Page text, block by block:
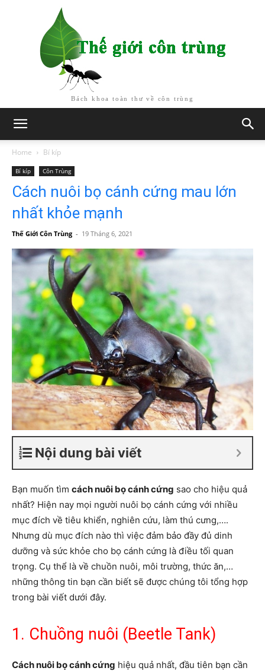
Bách khoa toàn thư về côn trùng
Home Bí kíp
Bí kíp Côn Trùng
Cách nuôi bọ cánh cứng mau lớn
nhất khỏe mạnh
Thế Giới Côn Trùng - 19 Tháng 6, 2021
Nội dung bài viết
Bạn muốn tìm cách nuôi bọ cánh cứng sao cho hiệu quả
nhất? Hiện nay mọi người nuôi bọ cánh cứng với nhiều
mục đích về tiêu khiển, nghiên cứu, làm thú cưng,….
Nhưng dù mục đích nào thì việc đảm bảo đầy đủ dinh
dưỡng và sức khỏe cho bọ cánh cứng là điều tối quan
trọng. Cụ thể là về chuồn nuôi, môi trường, thức ăn,…
những thông tin bạn cần biết sẽ được chúng tôi tổng hợp
trong bài viết dưới đây.
1. Chuồng nuôi (Beetle Tank)
Cách nuôi bọ cánh cứng hiệu quả nhất, đầu tiên bạn cần